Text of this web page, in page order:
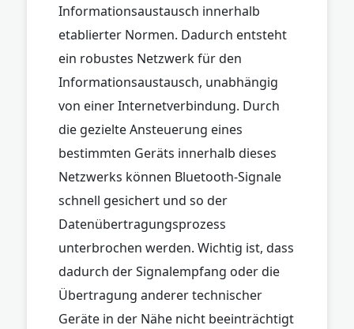
Informationsaustausch innerhalb
etablierter Normen. Dadurch entsteht
ein robustes Netzwerk für den
Informationsaustausch, unabhängig
von einer Internetverbindung. Durch
die gezielte Ansteuerung eines
bestimmten Geräts innerhalb dieses
Netzwerks können Bluetooth-Signale
schnell gesichert und so der
Datenübertragungsprozess
unterbrochen werden. Wichtig ist, dass
dadurch der Signalempfang oder die
Übertragung anderer technischer
Geräte in der Nähe nicht beeinträchtigt